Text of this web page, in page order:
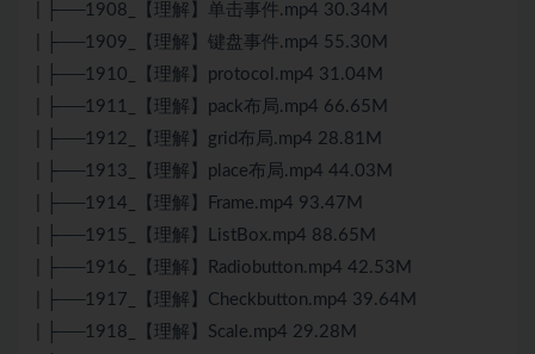
| ├──1908_【理解】单击事件.mp4 30.34M
| ├──1909_【理解】键盘事件.mp4 55.30M
| ├──1910_【理解】protocol.mp4 31.04M
| ├──1911_【理解】pack布局.mp4 66.65M
| ├──1912_【理解】grid布局.mp4 28.81M
| ├──1913_【理解】place布局.mp4 44.03M
| ├──1914_【理解】Frame.mp4 93.47M
| ├──1915_【理解】ListBox.mp4 88.65M
| ├──1916_【理解】Radiobutton.mp4 42.53M
| ├──1917_【理解】Checkbutton.mp4 39.64M
| ├──1918_【理解】Scale.mp4 29.28M